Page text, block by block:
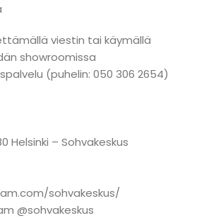
viestin tai käymällä
showroomissa
(puhelin: 050 306 2654)
Helsinki – Sohvakeskus
sohvakeskus/
@sohvakeskus